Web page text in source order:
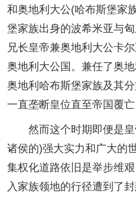
和奥地利大公(哈布斯堡家
堡家族出身的波希米亚与
兄长皇帝兼奥地利大公卡
奥地利大公国。兼任了奥
奥地利哈布斯堡家族及其
一直垄断皇位直至帝国覆亡
然而这个时期即便是皇
诸侯的)强大实力和广大的
集权化道路依旧是举步维
入家族领地的行径遭到了